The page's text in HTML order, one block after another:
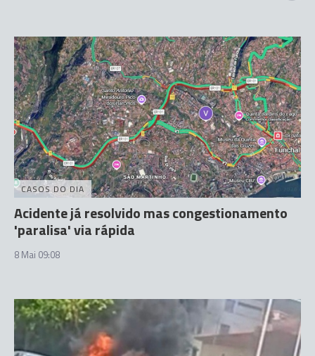
CASOS DO DIA
Acidente já resolvido mas congestionamento
'paralisa' via rápida
8 Mai 09:08